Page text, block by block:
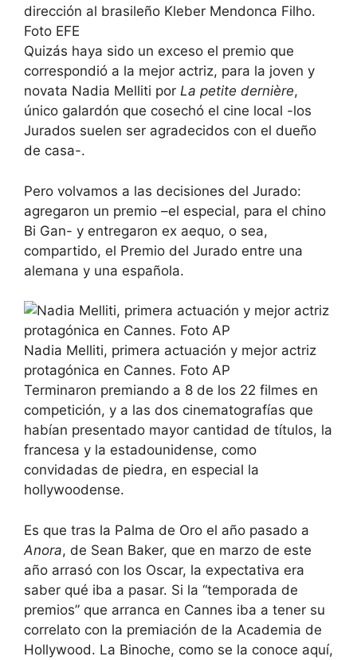
dirección al brasileño Kleber Mendonca Filho.
Foto EFE
Quizás haya sido un exceso el premio que
correspondió a la mejor actriz, para la joven y
novata Nadia Melliti por La petite dernière,
único galardón que cosechó el cine local -los
Jurados suelen ser agradecidos con el dueño
de casa-.
Pero volvamos a las decisiones del Jurado:
agregaron un premio –el especial, para el chino
Bi Gan- y entregaron ex aequo, o sea,
compartido, el Premio del Jurado entre una
alemana y una española.
Nadia Melliti, primera actuación y mejor actriz
protagónica en Cannes. Foto AP
Terminaron premiando a 8 de los 22 filmes en
competición, y a las dos cinematografías que
habían presentado mayor cantidad de títulos, la
francesa y la estadounidense, como
convidadas de piedra, en especial la
hollywoodense.
Es que tras la Palma de Oro el año pasado a
Anora, de Sean Baker, que en marzo de este
año arrasó con los Oscar, la expectativa era
saber qué iba a pasar. Si la “temporada de
premios” que arranca en Cannes iba a tener su
correlato con la premiación de la Academia de
Hollywood. La Binoche, como se la conoce aquí,